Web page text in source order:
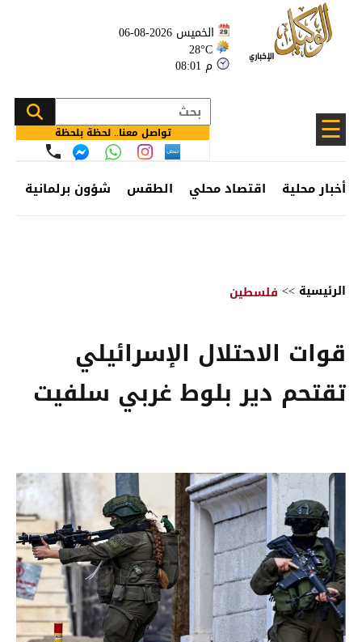
الخميس 2026-08-06
28°C
08:01 م
☰ تواصل معنا.. لحظة بلحظة
أخبار محلية اقتصاد محلي الطقس شؤون برلمانية
الرئيسية >> فلسطين
قوات الاحتلال الإسرائيلي
تقتحم دير بلوط غربي سلفيت